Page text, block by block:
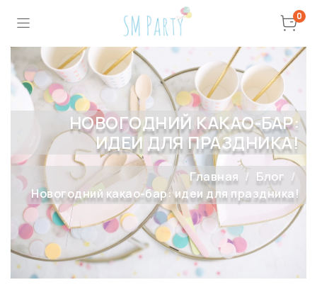
0
НОВОГОДНИЙ КАКАО-БАР:
ИДЕИ ДЛЯ ПРАЗДНИКА!
Главная
Блог
Новогодний какао-бар: идеи для праздника!